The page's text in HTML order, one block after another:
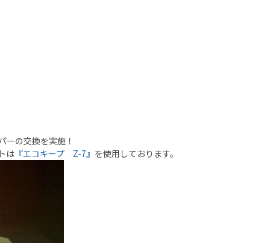
の交換を実施！
は 『エコキープ Z-7』 を使用しております。